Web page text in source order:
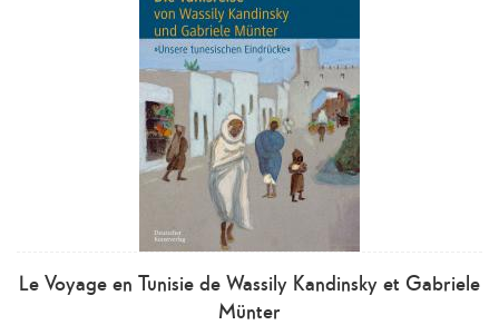
Le Voyage en Tunisie de Wassily Kandinsky et Gabriele
Münter